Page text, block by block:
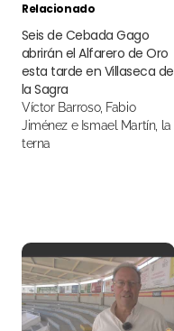
Relacionado
Seis de Cebada Gago
abrirán el Alfarero de Oro
esta tarde en Villaseca de
la Sagra
Víctor Barroso, Fabio
Jiménez e Ismael Martín, la
terna